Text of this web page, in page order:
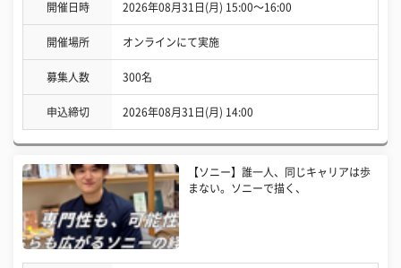
開催日時 2026年08月31日(月) 15:00〜16:00
開催場所 オンラインにて実施
募集人数 300名
申込締切 2026年08月31日(月) 14:00
【ソニー】誰一人、同じキャリアは歩
まない。ソニーで描く、